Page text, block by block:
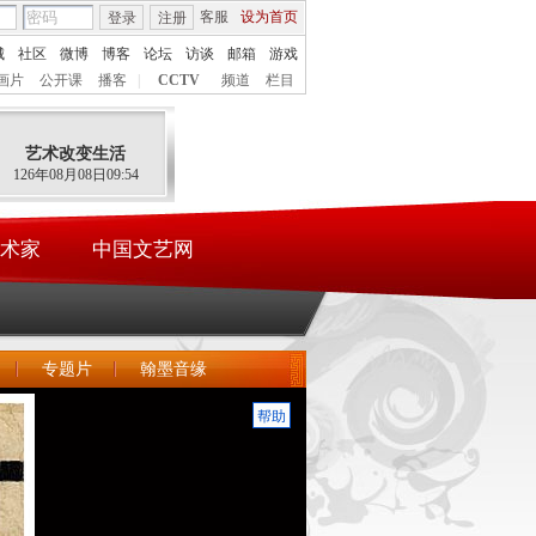
客服 设为首页
登录 注册
社区 微博 博客 论坛 访谈 邮箱
游戏
片
公开课 播客 CCTV 频道 栏目
艺术改变生活
126年08月08日09:54
家 中国文艺网
专题片 翰墨音缘
帮助